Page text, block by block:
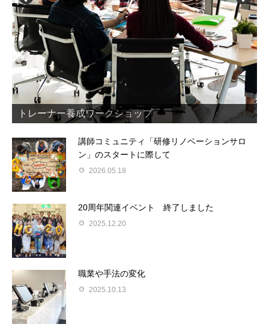
トレーナー養成ワークショップ
DHC研修リノベーションサロン
研修リノベーション支援
「参加者主体の研修手法」とは？
講師コミュニティ「研修リノベーションサロ
ン」のスタートに際して
2026.05.18
20周年関連イベント 終了しました
2025.12.20
職業や手法の変化
2025.10.13